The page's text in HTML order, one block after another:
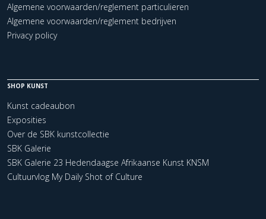
Algemene voorwaarden/reglement particulieren
Algemene voorwaarden/reglement bedrijven
Privacy policy
SHOP KUNST
Kunst cadeaubon
Exposities
Over de SBK kunstcollectie
SBK Galerie
SBK Galerie 23 Hedendaagse Afrikaanse Kunst KNSM
Cultuurvlog My Daily Shot of Culture